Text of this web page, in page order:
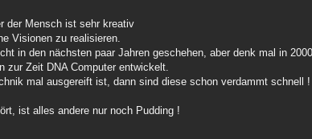
der Mensch ist sehr kreativ
Visionen zu realisieren.
in den nächsten paar Jahren geschehen, aber denk mal in
zur Zeit DNA Computer entwickelt.
mal ausgereift ist, dann sind diese schon verdammt schnell !
ist alles andere nur noch Pudding !